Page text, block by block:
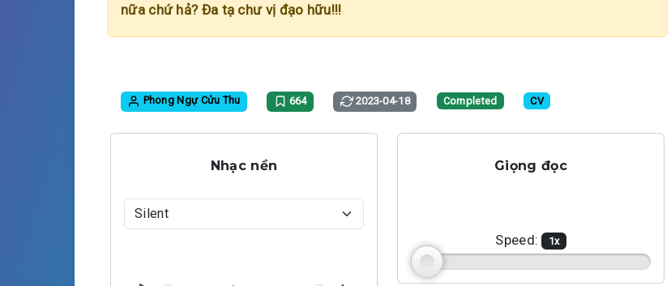
nữa chứ hả? Đa tạ chư vị đạo hữu!!!
Phong Ngự Cửu Thu 664 2023-04-18 Completed CV
Nhạc nền Giọng đọc
Speed: 1x